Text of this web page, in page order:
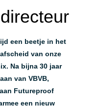
een beetje in het
van onze
Na bijna 30 jaar
van VBVB,
Futureproof
een nieuw